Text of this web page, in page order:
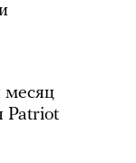
месяц
Patriot